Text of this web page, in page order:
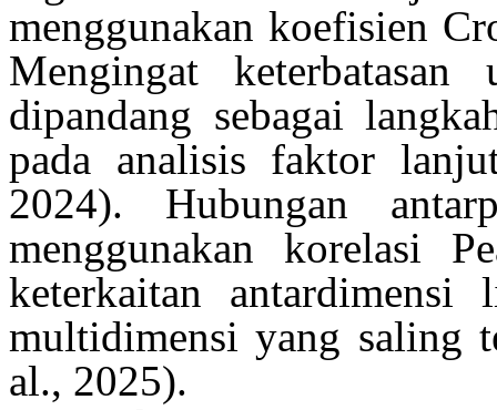
menggunakan koefisien
Mengingat
keterbatasan
dipandang sebagai
pada analisis faktor
2024). Hubungan
menggunakan
korelasi
keterkaitan
antardimensi
multidimensi yang saling
al., 2025).